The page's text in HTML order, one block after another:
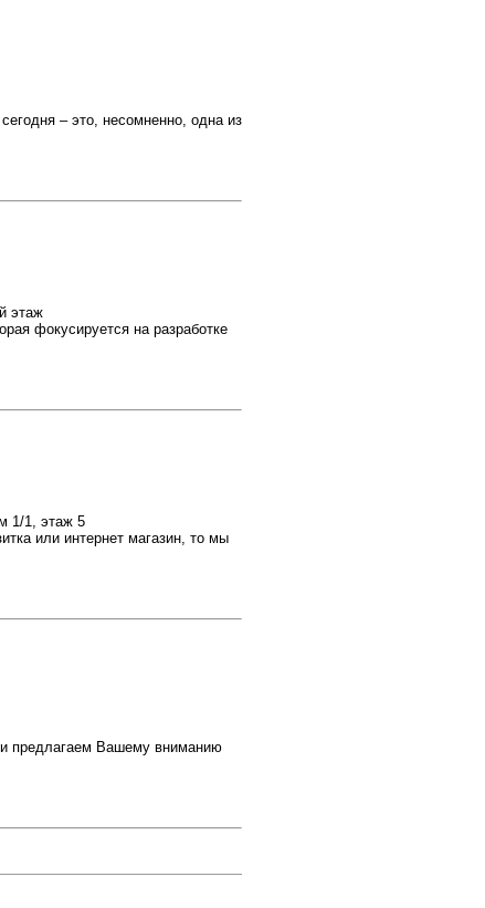
– это, несомненно, одна из
этаж
фокусируется на разработке
1/1, этаж 5
или интернет магазин, то мы
и предлагаем Вашему вниманию